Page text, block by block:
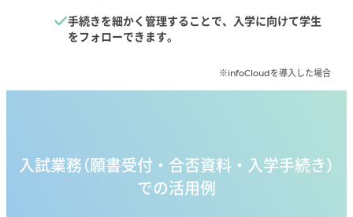
手続きを細かく管理することで、入学に向けて学生
をフォローできます。
※infoCloudを導入した場合
入試業務 （願書受付・合否資料・入学手続き）
での活用例